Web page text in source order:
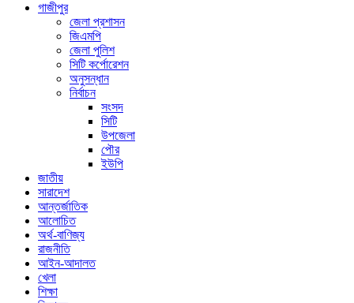
গাজীপুর
জেলা প্রশাসন
জিএমপি
জেলা পুলিশ
সিটি কর্পোরেশন
অনুসন্ধান
নির্বাচন
সংসদ
সিটি
উপজেলা
পৌর
ইউপি
জাতীয়
সারাদেশ
আন্তর্জাতিক
আলোচিত
অর্থ-বাণিজ্য
রাজনীতি
আইন-আদালত
খেলা
শিক্ষা